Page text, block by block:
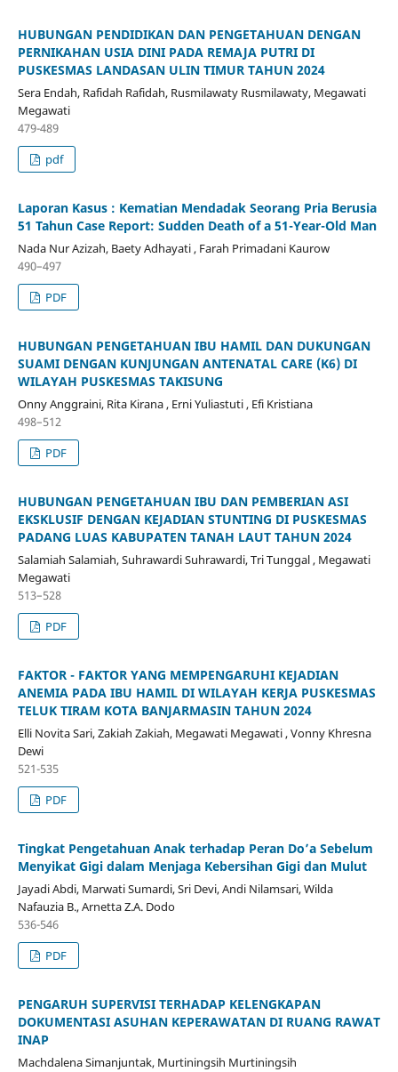
HUBUNGAN PENDIDIKAN DAN PENGETAHUAN DENGAN
PERNIKAHAN USIA DINI PADA REMAJA PUTRI DI
PUSKESMAS LANDASAN ULIN TIMUR TAHUN 2024
Sera Endah, Rafidah Rafidah, Rusmilawaty Rusmilawaty, Megawati
Megawati
479-489
pdf
Laporan Kasus : Kematian Mendadak Seorang Pria Berusia
51 Tahun Case Report: Sudden Death of a 51-Year-Old Man
Nada Nur Azizah, Baety Adhayati , Farah Primadani Kaurow
490–497
PDF
HUBUNGAN PENGETAHUAN IBU HAMIL DAN DUKUNGAN
SUAMI DENGAN KUNJUNGAN ANTENATAL CARE (K6) DI
WILAYAH PUSKESMAS TAKISUNG
Onny Anggraini, Rita Kirana , Erni Yuliastuti , Efi Kristiana
498–512
PDF
HUBUNGAN PENGETAHUAN IBU DAN PEMBERIAN ASI
EKSKLUSIF DENGAN KEJADIAN STUNTING DI PUSKESMAS
PADANG LUAS KABUPATEN TANAH LAUT TAHUN 2024
Salamiah Salamiah, Suhrawardi Suhrawardi, Tri Tunggal , Megawati
Megawati
513–528
PDF
FAKTOR - FAKTOR YANG MEMPENGARUHI KEJADIAN
ANEMIA PADA IBU HAMIL DI WILAYAH KERJA PUSKESMAS
TELUK TIRAM KOTA BANJARMASIN TAHUN 2024
Elli Novita Sari, Zakiah Zakiah, Megawati Megawati , Vonny Khresna
Dewi
521-535
PDF
Tingkat Pengetahuan Anak terhadap Peran Do’a Sebelum
Menyikat Gigi dalam Menjaga Kebersihan Gigi dan Mulut
Jayadi Abdi, Marwati Sumardi, Sri Devi, Andi Nilamsari, Wilda
Nafauzia B., Arnetta Z.A. Dodo
536-546
PDF
PENGARUH SUPERVISI TERHADAP KELENGKAPAN
DOKUMENTASI ASUHAN KEPERAWATAN DI RUANG RAWAT
INAP
Machdalena Simanjuntak, Murtiningsih Murtiningsih